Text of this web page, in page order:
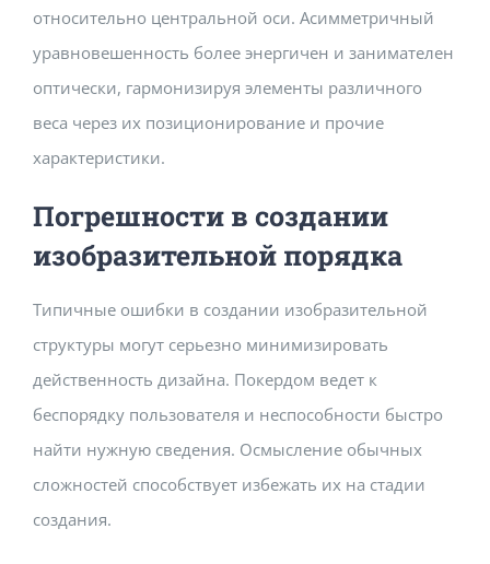
относительно центральной оси. Асимметричный
уравновешенность более энергичен и занимателен
оптически, гармонизируя элементы различного
веса через их позиционирование и прочие
характеристики.
Погрешности в создании
изобразительной порядка
Типичные ошибки в создании изобразительной
структуры могут серьезно минимизировать
действенность дизайна. Покердом ведет к
беспорядку пользователя и неспособности быстро
найти нужную сведения. Осмысление обычных
сложностей способствует избежать их на стадии
создания.